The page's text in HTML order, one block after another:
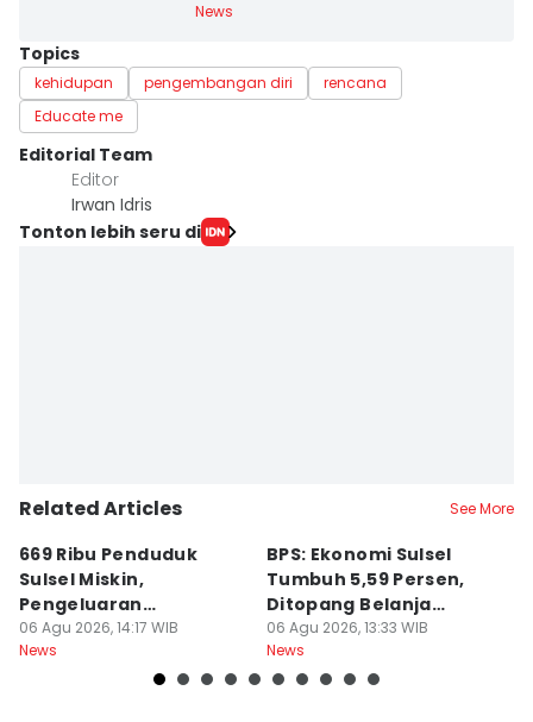
News
Topics
kehidupan pengembangan diri
rencana
Educate me
Editorial Team
Editor
Irwan Idris
Tonton lebih seru di
Related Articles See More
669 Ribu Penduduk
Sulsel Miskin,
Pengeluaran
Terbesarnya Rokok
06 Agu 2026, 14:17 WIB
News
BPS: Ekonomi Sulsel
Tumbuh 5,59 Persen,
Ditopang Belanja
Pemerintah
06 Agu 2026, 13:33 WIB
News